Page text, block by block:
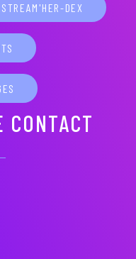
STREAM'HER-DEX
CONTACT